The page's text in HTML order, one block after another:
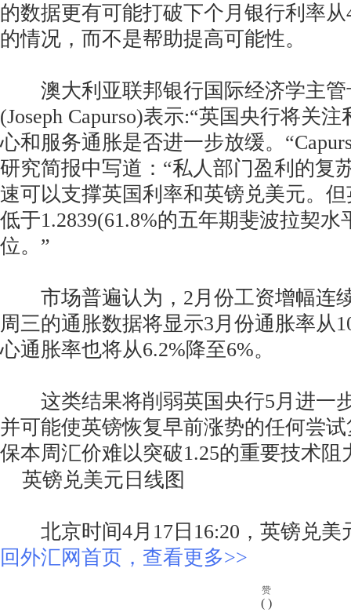
的数据更有可能打破下个月银行利率从
的情况，而不是帮助提高可能性。
澳大利亚联邦银行国际经济学主管
(Joseph Capurso)表示:“英国央行将关
心和服务通胀是否进一步放缓。
研究简报中写道：“私人部门盈利的复
速可以支撑英国利率和英镑兑美元。
低于1.2839(61.8%的五年期斐波拉契水
位。”
市场普遍认为，2月份工资增幅连
周三的通胀数据将显示3月份通胀率从
心通胀率也将从6.2%降至6%。
这类结果将削弱英国央行5月进一
并可能使英镑恢复早前涨势的任何尝
保本周汇价难以突破1.25的重要技术
英镑兑美元日线图
北京时间4月17日16:20，英镑兑美
回外汇网首页，查看更多>>
赞
( )